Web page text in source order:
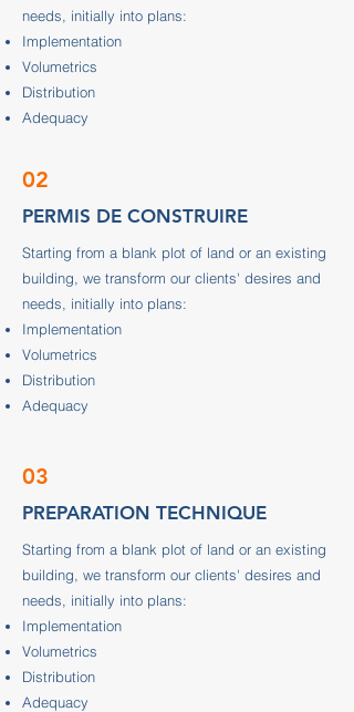
needs, initially into plans:
Implementation
Volumetrics
Distribution
Adequacy
02
PERMIS DE CONSTRUIRE
Starting from a blank plot of land or an existing
building, we transform our clients' desires and
needs, initially into plans:
Implementation
Volumetrics
Distribution
Adequacy
03
PREPARATION TECHNIQUE
Starting from a blank plot of land or an existing
building, we transform our clients' desires and
needs, initially into plans:
Implementation
Volumetrics
Distribution
Adequacy